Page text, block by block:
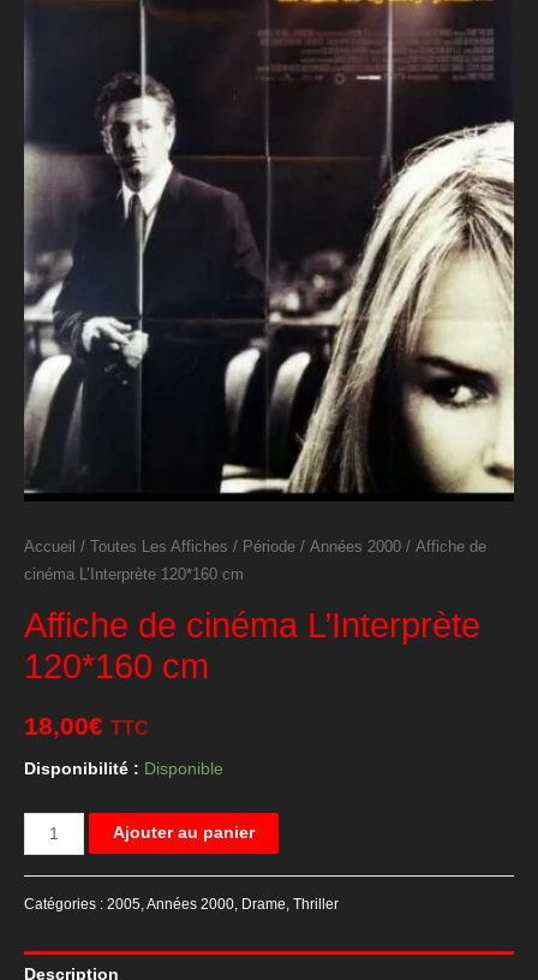
Accueil / Toutes Les Affiches / Période / Années 2000 / Affiche de
cinéma L’Interprète 120*160 cm
Affiche de cinéma L’Interprète
120*160 cm
18,00€ TTC
Disponibilité : Disponible
quantité
de
cinéma
Ajouter au panier
Catégories : 2005,Années 2000, Drame, Thriller
Description